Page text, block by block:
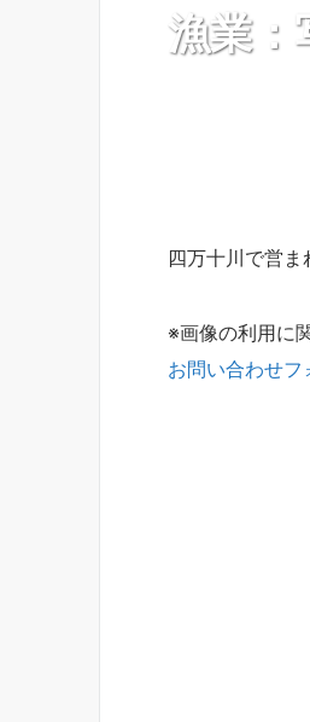
漁業：
四万十川で営ま
※画像の利用に
お問い合わせフ